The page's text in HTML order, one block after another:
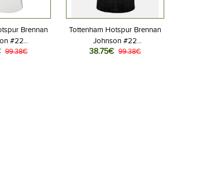
Brennan
#22
Naisten
99.38€
Tottenham Hotspur Brennan
Johnson #22
Jalkapallovaatteet Naisten
38.75€ 99.38€